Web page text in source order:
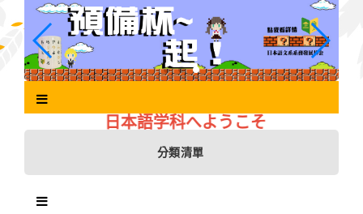
主
日本語学科へようこそ
分類清單